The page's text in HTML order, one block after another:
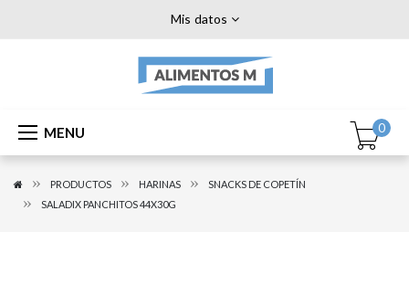
Mis datos
MENU 0
PRODUCTOS HARINAS
SNACKS DE COPETÍN
SALADIX PANCHITOS 44X30G